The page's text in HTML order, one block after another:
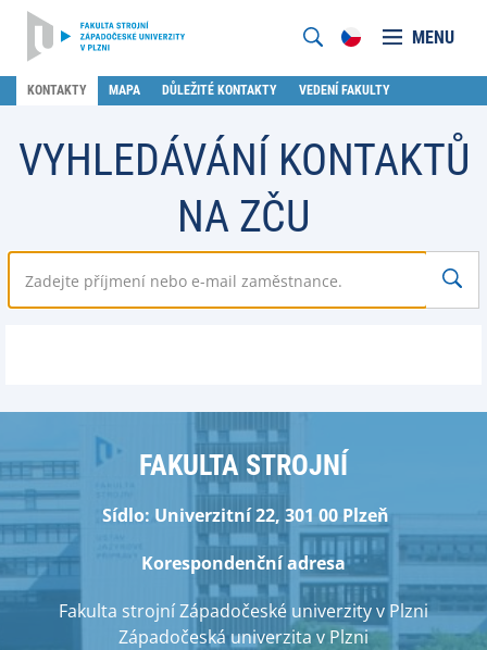
MENU
KONTAKTY MAPA DŮLEŽITÉ KONTAKTY VEDENÍ FAKULTY
VYHLEDÁVÁNÍ KONTAKTŮ
NA ZČU
FAKULTA STROJNÍ
Sídlo: Univerzitní 22, 301 00 Plzeň
Korespondenční adresa
Fakulta strojní Západočeské univerzity v Plzni
Západočeská univerzita v Plzni